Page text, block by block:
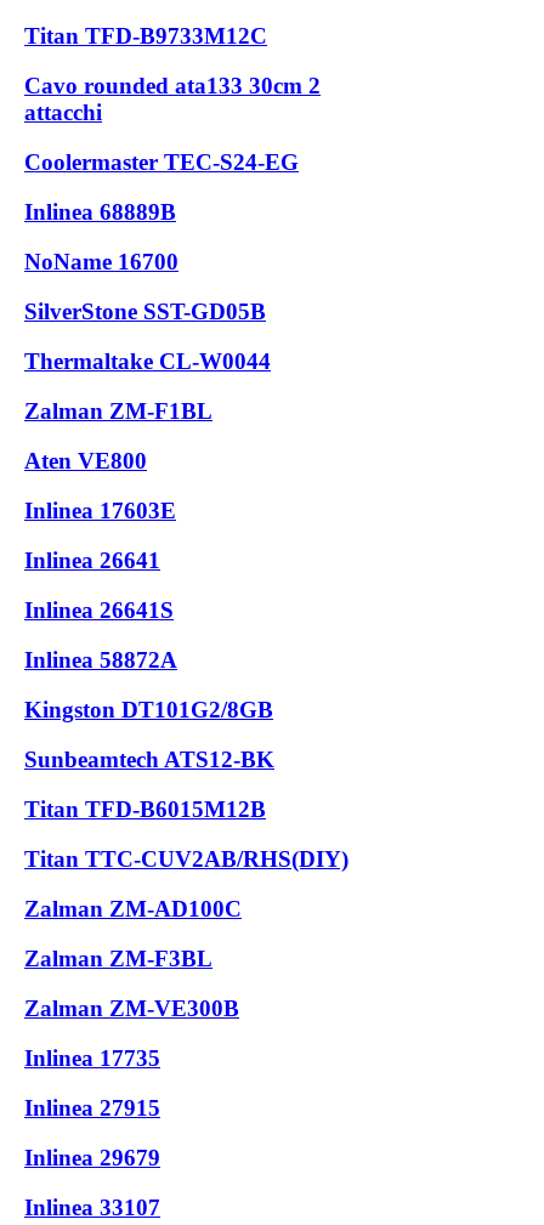
Titan TFD-B9733M12C
Cavo rounded ata133 30cm 2
attacchi
Coolermaster TEC-S24-EG
Inlinea 68889B
NoName 16700
SilverStone SST-GD05B
Thermaltake CL-W0044
Zalman ZM-F1BL
Aten VE800
Inlinea 17603E
Inlinea 26641
Inlinea 26641S
Inlinea 58872A
Kingston DT101G2/8GB
Sunbeamtech ATS12-BK
Titan TFD-B6015M12B
Titan TTC-CUV2AB/RHS(DIY)
Zalman ZM-AD100C
Zalman ZM-F3BL
Zalman ZM-VE300B
Inlinea 17735
Inlinea 27915
Inlinea 29679
Inlinea 33107